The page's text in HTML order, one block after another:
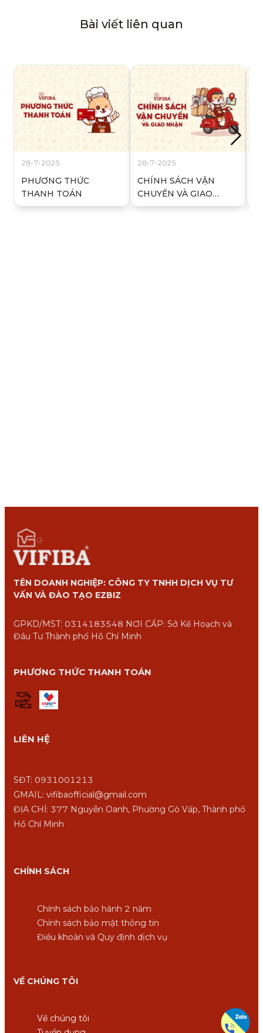
Bài viết liên quan
28-7-2025
PHƯƠNG THỨC
THANH TOÁN
28-7-2025
CHÍNH SÁCH VẬN
CHUYỂN VÀ GIAO
NHẬN
VỀ CHÚNG TÔI
Về chúng tôi
CHÍNH SÁCH
Chính sách bảo hành 2 năm
Chính sách bảo mật thông tin
Điều khoản và Quy định dịch vụ
LIÊN HỆ
SĐT: 0931001213
GMAIL: vifibaofficial@gmail.com
ĐỊA CHỈ: 377 Nguyễn Oanh, Phường Gò Vấp, Thành phố
Hồ Chí Minh
TÊN DOANH NGHIỆP: CÔNG TY TNHH DỊCH VỤ TƯ
VẤN VÀ ĐÀO TẠO EZBIZ
GPKD/MST: 0314183548 NƠI CẤP: Sở Kế Hoạch và
Đầu Tư Thành phố Hồ Chí Minh
PHƯƠNG THỨC THANH TOÁN